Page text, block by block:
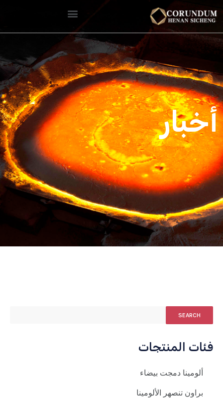
أخبار
SEARCH
فئات المنتجات
ألومينا دمجت بيضاء
براون تنصهر الألومينا